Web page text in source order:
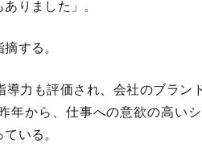
りました」。
する。
力も評価され、会社のブラン
年から、仕事への意欲の高い
いる。